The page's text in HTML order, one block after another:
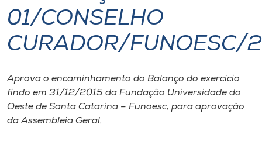
I.nova
Cultura
01/CONSELHO
CURADOR/FUNOESC/
Aprova o encaminhamento do Balanço do exercício
findo em 31/12/2015 da Fundação Universidade do
Oeste de Santa Catarina – Funoesc, para aprovação
da Assembleia Geral.